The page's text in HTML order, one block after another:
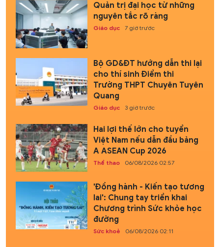
Quản trị đại học từ những
nguyên tắc rõ ràng
Giáo dục 7 giờ trước
Bộ GD&ĐT hướng dẫn thi lại
cho thí sinh Điểm thi
Trường THPT Chuyên Tuyên
Quang
Giáo dục 3 giờ trước
Hai lợi thế lớn cho tuyển
Việt Nam nếu dẫn đầu bảng
A ASEAN Cup 2026
Thể thao 06/08/2026 02:57
'Đồng hành - Kiến tạo tương
lai': Chung tay triển khai
Chương trình Sức khỏe học
đường
Sức khoẻ 06/08/2026 02:11